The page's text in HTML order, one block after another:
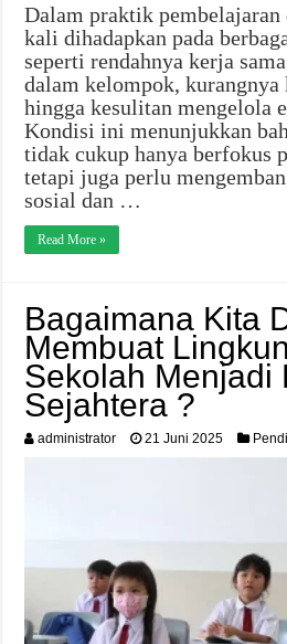
Dalam praktik
kali dihadapkan pada
seperti rendahnya kerja
dalam kelompok, kurangnya
hingga kesulitan mengelola
Kondisi ini menunjukkan
tidak cukup hanya berfokus
tetapi juga perlu
sosial dan …
Read More »
Bagaimana Kita
Membuat
Sekolah Menjadi
Sejahtera ?
administrator 21 Juni 2025